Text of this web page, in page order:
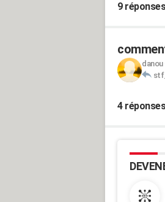
9 réponses
danou
4 réponses